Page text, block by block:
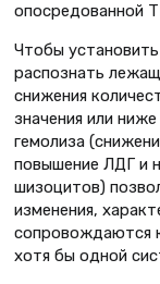
опосредованной
Чтобы
распознать
снижения
значения или
гемолиза
повышение ЛДГ и
шизоцитов)
изменения,
сопровождаются
хотя бы одной